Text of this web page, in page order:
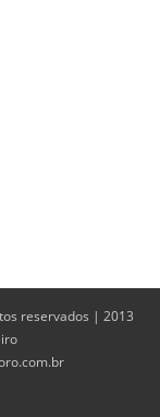
reservados | 2013